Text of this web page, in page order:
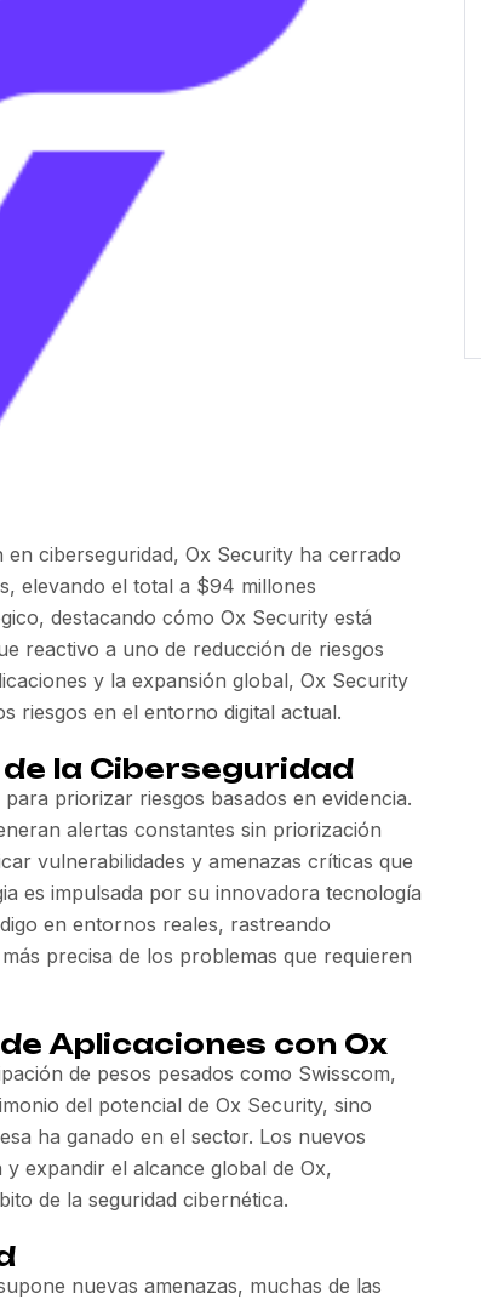
ciberseguridad, Ox Security ha cerrado
elevando el total a $94 millones
destacando cómo Ox Security está
reactivo a uno de reducción de riesgos
y la expansión global, Ox Security
riesgos en el entorno digital actual.
de la Ciberseguridad
priorizar riesgos basados en evidencia.
alertas constantes sin priorización
vulnerabilidades y amenazas críticas que
es impulsada por su innovadora tecnología
en entornos reales, rastreando
precisa de los problemas que requieren
Aplicaciones con Ox
de pesos pesados como Swisscom,
del potencial de Ox Security, sino
ha ganado en el sector. Los nuevos
expandir el alcance global de Ox,
de la seguridad cibernética.
nuevas amenazas, muchas de las